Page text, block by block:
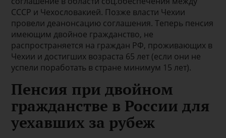
СССР и Чехословакией. Позже власти Чехии
провели деанонсацию соглашения. Теперь пенсия
имеющим двойное гражданство, не
распространяется на граждан РФ, проживающих в
Чехии и достигших возраста 65 лет (если они не
успели поработать в стране минимум 15 лет).
Пенсия при двойном
гражданстве в России для
уехавших за рубеж